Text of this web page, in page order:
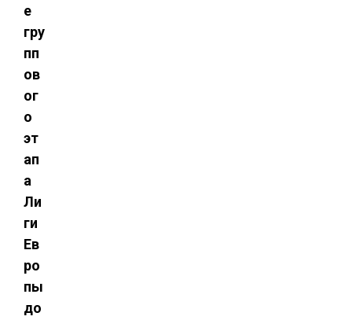
е
гру
пп
ов
ог
о
эт
ап
а
Ли
ги
Ев
ро
пы
до